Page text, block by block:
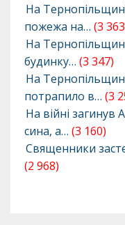
На
пожежа на… (3
На
будинку… (3 347)
На
потрапило в… (3
На війні загинув
сина, а… (3 160)
Священники
(2 968)